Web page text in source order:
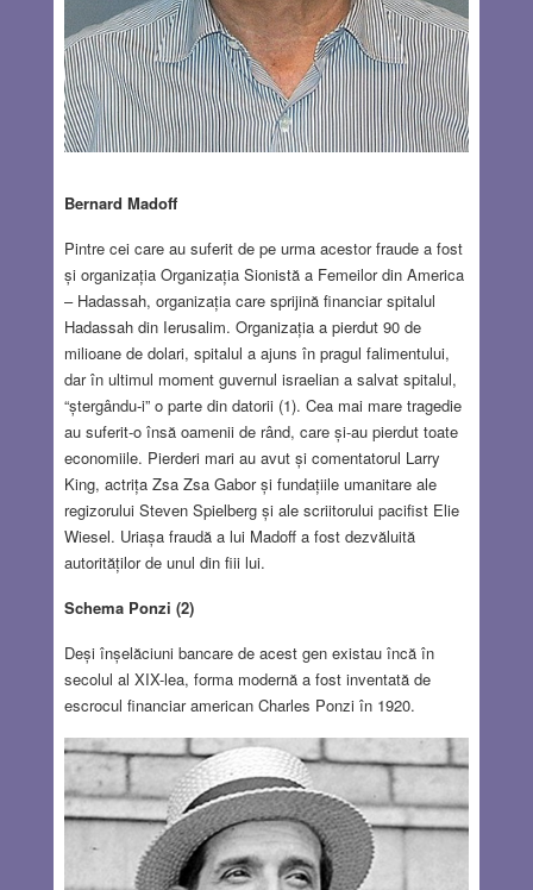
Bernard Madoff
Pintre cei care au suferit de pe urma acestor fraude a fost
și organizația Organizația Sionistă a Femeilor din America
– Hadassah, organizația care sprijină financiar spitalul
Hadassah din Ierusalim. Organizația a pierdut 90 de
milioane de dolari, spitalul a ajuns în pragul falimentului,
dar în ultimul moment guvernul israelian a salvat spitalul,
“ștergându-i” o parte din datorii (1). Cea mai mare tragedie
au suferit-o însă oamenii de rând, care și-au pierdut toate
economiile. Pierderi mari au avut și comentatorul Larry
King, actrița Zsa Zsa Gabor și fundațiile umanitare ale
regizorului Steven Spielberg și ale scriitorului pacifist Elie
Wiesel. Uriașa fraudă a lui Madoff a fost dezvăluită
autorităților de unul din fiii lui.
Schema Ponzi (2)
Deși înșelăciuni bancare de acest gen existau încă în
secolul al XIX-lea, forma modernă a fost inventată de
escrocul financiar american Charles Ponzi în 1920.